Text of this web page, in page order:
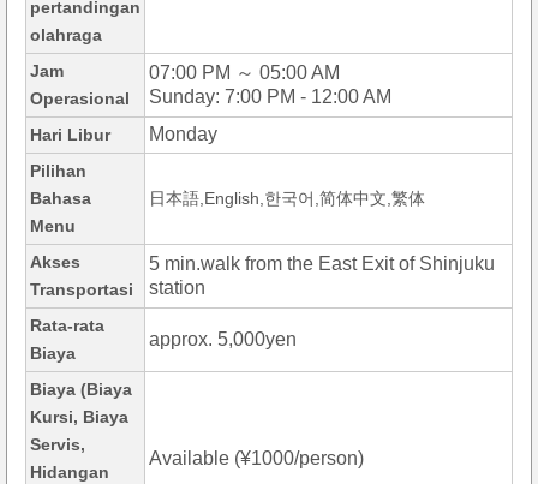
pertandingan
olahraga
Jam
Operasional
07:00 PM ～ 05:00 AM
Sunday: 7:00 PM - 12:00 AM
Hari Libur Monday
Pilihan
Bahasa
Menu
日本語,English,한국어,简体中文,繁体
Akses
Transportasi
5 min.walk from the East Exit of Shinjuku
station
Rata-rata
Biaya
approx. 5,000yen
Biaya (Biaya
Kursi, Biaya
Servis,
Hidangan
Available (¥1000/person)